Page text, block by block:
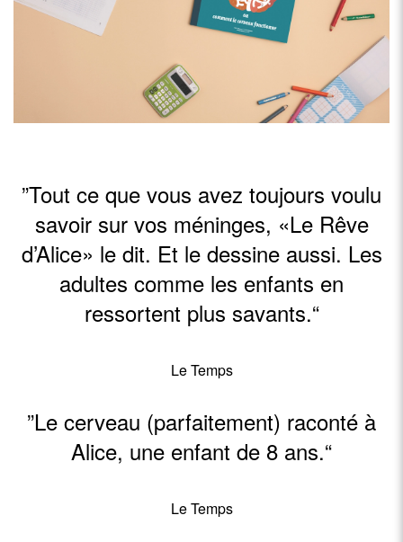
”Tout ce que vous avez toujours voulu
savoir sur vos méninges, «Le Rêve
d’Alice» le dit. Et le dessine aussi. Les
adultes comme les enfants en
ressortent plus savants.“
Le Temps
”Le cerveau (parfaitement) raconté à
Alice, une enfant de 8 ans.“
Le Temps